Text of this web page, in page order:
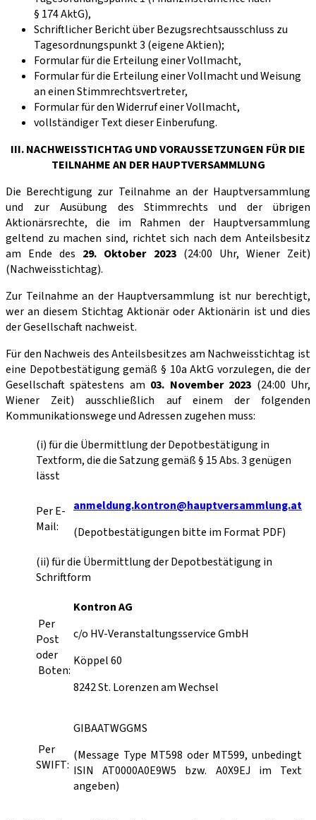
§ 174 AktG),
Schriftlicher Bericht über Bezugsrechtsausschluss zu
Tagesordnungspunkt 3 (eigene Aktien);
Formular für die Erteilung einer Vollmacht,
Formular für die Erteilung einer Vollmacht und Weisung
an einen Stimmrechtsvertreter,
Formular für den Widerruf einer Vollmacht,
vollständiger Text dieser Einberufung.
III. NACHWEISSTICHTAG UND VORAUSSETZUNGEN FÜR DIE
TEILNAHME AN DER HAUPTVERSAMMLUNG
Die Berechtigung zur Teilnahme an der Hauptversammlung
und zur Ausübung des Stimmrechts und der übrigen
Aktionärsrechte, die im Rahmen der Hauptversammlung
geltend zu machen sind, richtet sich nach dem Anteilsbesitz
am Ende des 29. Oktober 2023(24:00 Uhr, Wiener Zeit)
(Nachweisstichtag).
Zur Teilnahme an der Hauptversammlung ist nur berechtigt,
wer an diesem Stichtag Aktionär oder Aktionärin ist und dies
der Gesellschaft nachweist.
Für den Nachweis des Anteilsbesitzes am Nachweisstichtag ist
eine Depotbestätigung gemäß § 10a AktG vorzulegen, die der
Gesellschaft spätestens am 03. November 2023 (24:00 Uhr,
Wiener Zeit) ausschließlich auf einem der folgenden
Kommunikationswege und Adressen zugehen muss:
(i) für die Übermittlung der Depotbestätigung in
Textform, die die Satzung gemäß § 15 Abs. 3 genügen
lässt
Per E-
Mail:
anmeldung.kontron@hauptversammlung.at
(Depotbestätigungen bitte im Format PDF)
(ii) für die Übermittlung der Depotbestätigung in
Schriftform
Per
Post
oder
Boten:
Kontron AG
c/o HV-Veranstaltungsservice GmbH
Köppel 60
8242 St. Lorenzen am Wechsel
Per
SWIFT:
GIBAATWGGMS
(Message Type MT598 oder MT599, unbedingt
ISIN AT0000A0E9W5 bzw. A0X9EJ im Text
angeben)